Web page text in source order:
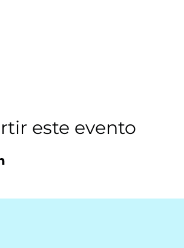
este evento